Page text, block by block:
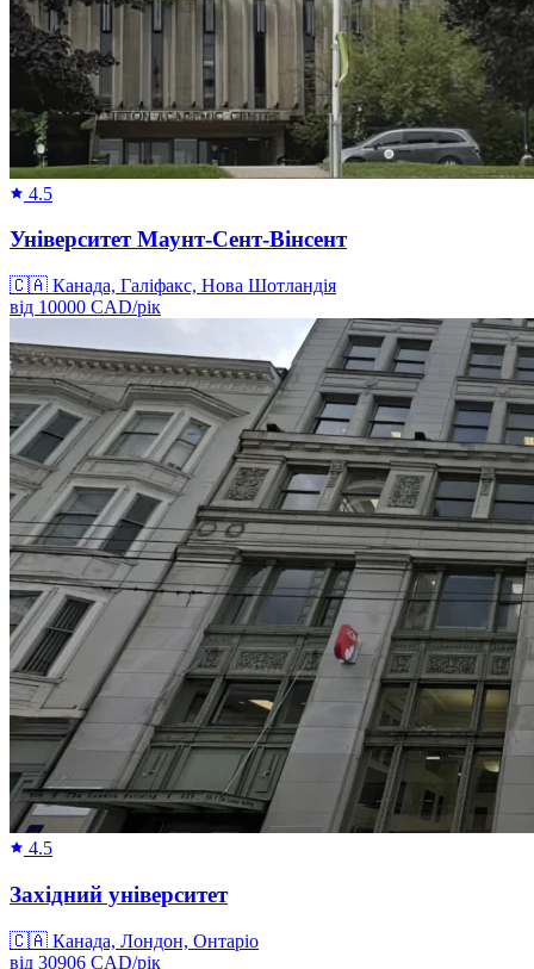
4.5
Університет Маунт-Сент-Вінсент
🇨🇦 Канада, Галіфакс, Нова Шотландія
від 10000 CAD/рік
4.5
Західний університет
🇨🇦 Канада, Лондон, Онтаріо
від 30906 CAD/рік